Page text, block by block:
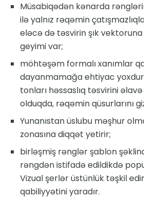
Müsabiqədən kənarda
ilə yalnız rəqəmin
eləcə də təsvirin şık
geyimi var;
möhtəşəm formalı xanımlar
dayanmamağa ehtiyac
tonları həssaslıq təsvirini
olduqda, rəqəmin qüsurlarını
Yunanıstan üslubu məşhur
zonasına diqqət yetirir;
birləşmiş rənglər şablon
rəngdən istifadə edildikdə
Vizual şerlər üstünlük təşkil
qabiliyyətini yaradır.